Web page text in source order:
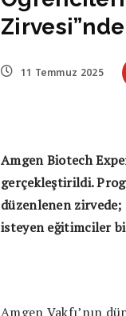
11 Temmuz 2025
Amgen Biotech
gerçekleştirildi.
düzenlenen zirvede;
isteyen eğitimciler
Amgen Vakfı’nın